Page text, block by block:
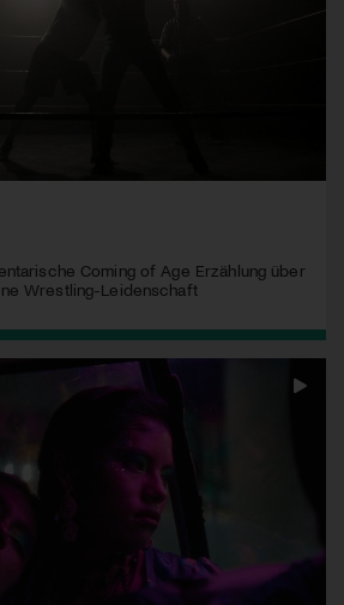
Coming of Age Erzählung über
Wrestling-Leidenschaft